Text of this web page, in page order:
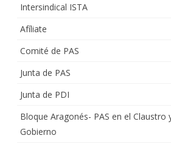
Intersindical ISTA
Afíliate
Comité de PAS
Junta de PAS
Junta de PDI
Bloque Aragonés- PAS en el Claustro
Gobierno